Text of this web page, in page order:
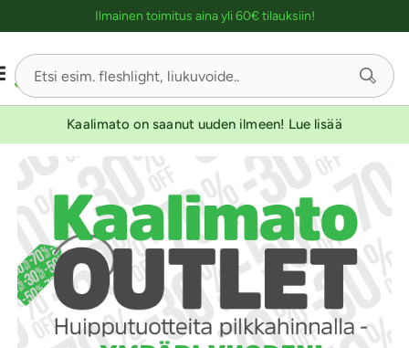
Ilmainen toimitus aina yli 60€ tilauksiin!
Kaalimato on saanut uuden ilmeen! Lue lisää